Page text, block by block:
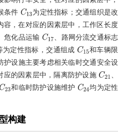
条件 C13为定性指标；交通组织是改
容，在对应的因素层中，工作区长度
危化品运输 C17、路网分流交通标志
为定性指标，交通组成 C15和车辆限
护设施主要考虑相关临时交通安全设
应的因素层中，隔离防护设施 C21、
23和临时防护设施维护 C24均为定性
构建